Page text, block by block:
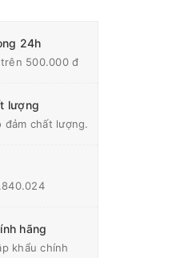
24h
500.000 đ
lượng
đảm chất lượng.
hãng
khẩu chính